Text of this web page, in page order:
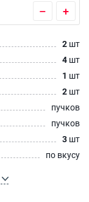
– +
2 шт
4 шт
1 шт
2 шт
пучков
пучков
3 шт
по вкусу